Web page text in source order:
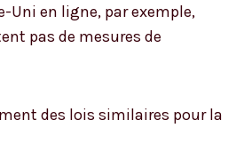
Uni en ligne, par exemple,
pas de mesures de
des lois similaires pour la